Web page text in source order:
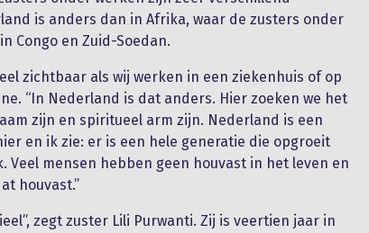
is anders dan in Afrika, waar de zusters onder
Congo en Zuid-Soedan.
zichtbaar als wij werken in een ziekenhuis of op
“In Nederland is dat anders. Hier zoeken we het
zijn en spiritueel arm zijn. Nederland is een
en ik zie: er is een hele generatie die opgroeit
Veel mensen hebben geen houvast in het leven en
houvast.”
zegt zuster Lili Purwanti. Zij is veertien jaar in